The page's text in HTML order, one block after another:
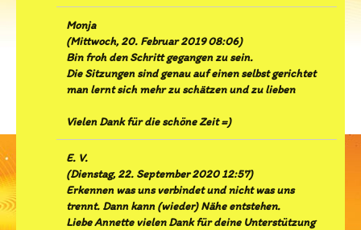
Monja
(Mittwoch, 20. Februar 2019 08:06)
Bin froh den Schritt gegangen zu sein.
Die Sitzungen sind genau auf einen selbst gerichtet
man lernt sich mehr zu schätzen und zu lieben
Vielen Dank für die schöne Zeit =)
E. V.
(Dienstag, 22. September 2020 12:57)
Erkennen was uns verbindet und nicht was uns
trennt. Dann kann (wieder) Nähe entstehen.
Liebe Annette vielen Dank für deine Unterstützung